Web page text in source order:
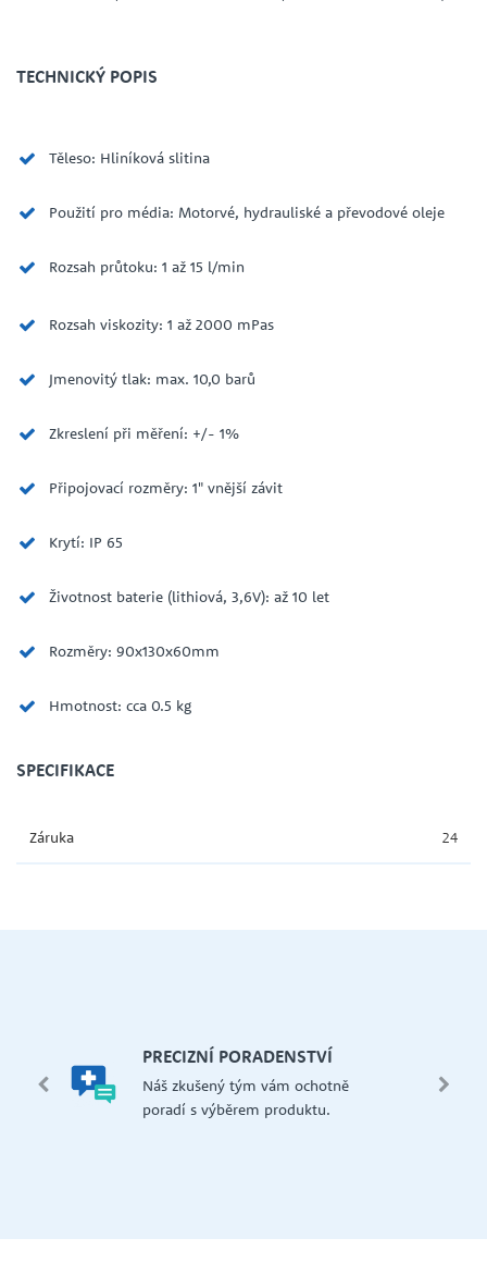
TECHNICKÝ POPIS
Těleso: Hliníková slitina
Použití pro média: Motorvé, hydrauliské a převodové oleje
Rozsah průtoku: 1 až 15 l/min
Rozsah viskozity: 1 až 2000 mPas
Jmenovitý tlak: max. 10,0 barů
Zkreslení při měření: +/- 1%
Připojovací rozměry: 1" vnější závit
Krytí: IP 65
Životnost baterie (lithiová, 3,6V): až 10 let
Rozměry: 90x130x60mm
Hmotnost: cca 0.5 kg
SPECIFIKACE
Záruka 24
PRECIZNÍ PORADENSTVÍ
Náš zkušený tým vám ochotně
poradí s výběrem produktu.